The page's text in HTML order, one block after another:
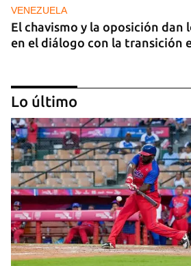
VENEZUELA
El chavismo y la oposición dan
en el diálogo con la transición
NICARAGUA
EE UU propone a la OEA
Lo último